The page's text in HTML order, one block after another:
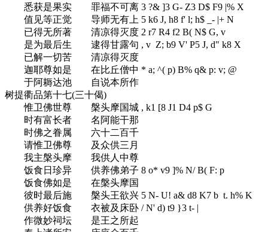
悉获是果实 罪福不可离 3 ?& ]3 G- Z3 D$ F9 |% X
值见等正觉 导师无有上 5 k6 J, h8 f' l; h$ _- |+ N
已得无所著 清凉得灭度 2 r7 R4 f2 B( N$ G, v
是为最后生 逮得甘露句 , v Z; b9 V' P5 J, d" k8 X
已解一切苦 清凉得灭度
迦耶尊如是 在比丘僧中 * a; ^( p) B% q& p: v; @
于阿耨达池 自说本所作
树提衢品第十七(三十偈)
惟卫佛世尊 槃头摩国城 , k1 [8 J1 D4 p$ G
时有富长者 名阿能干那
时佛之眷属 六十二百千
请惟卫佛尊 及众供三月
我主槃头摩 我供人中尊
饭食日珍异 供养佛弟子 8 o* v9 ]% N/ B( F: p
饭食佛如是 在槃头摩国
彼时最后施 槃头王欲兴 5 N- U! a& d8 K7 b t. h% K
供养好饭食 衣被及床卧 / N' d) t9 }3 t- |
作微妙祠坛 是王之所起